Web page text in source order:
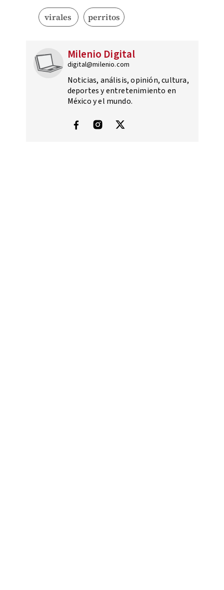
virales perritos
Milenio Digital
digital@milenio.com
Noticias, análisis, opinión, cultura,
deportes y entretenimiento en
México y el mundo.